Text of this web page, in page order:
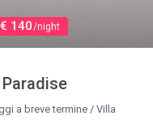
140/night
a breve termine/Villa